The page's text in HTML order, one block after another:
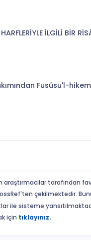
İLGİLİ BİR
Fusûsu'l-
araştırmacılar
çekilmektedir.
ile sisteme
için tıklayınız.